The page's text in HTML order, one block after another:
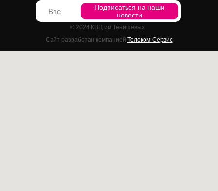
© 2024 КВЦ им.Тенишевых
Подписаться на наши
новости
Сайт разработан компанией Телеком-Сервис